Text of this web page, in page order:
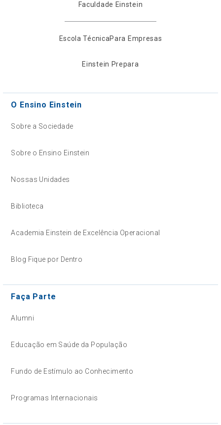
Faculdade Einstein
Escola TécnicaPara Empresas
Einstein Prepara
O Ensino Einstein
Sobre a Sociedade
Sobre o Ensino Einstein
Nossas Unidades
Biblioteca
Academia Einstein de Excelência Operacional
Blog Fique por Dentro
Faça Parte
Alumni
Educação em Saúde da População
Fundo de Estímulo ao Conhecimento
Programas Internacionais